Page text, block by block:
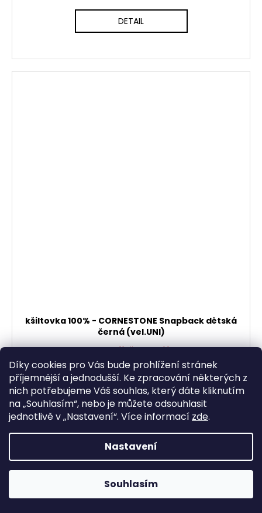
Díky cookies pro Vás bude prohlížení stránek
příjemnější a jednodušší. Ke zpracování některých z
nich potřebujeme Váš souhlas, který dáte kliknutím
na „Souhlasím“, nebo je můžete odsouhlasit
jednotlivě v „Nastavení“. Více informací zde.
Nastavení
Souhlasím
DETAIL
kšiltovka 100% - CORNESTONE Snapback dětská
černá (vel.UNI)
Momentálně vyprodáno
404,13 Kč bez DPH
489 Kč
DETAIL